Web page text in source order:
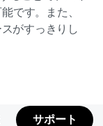
です。また、
がすっきりし
サポート